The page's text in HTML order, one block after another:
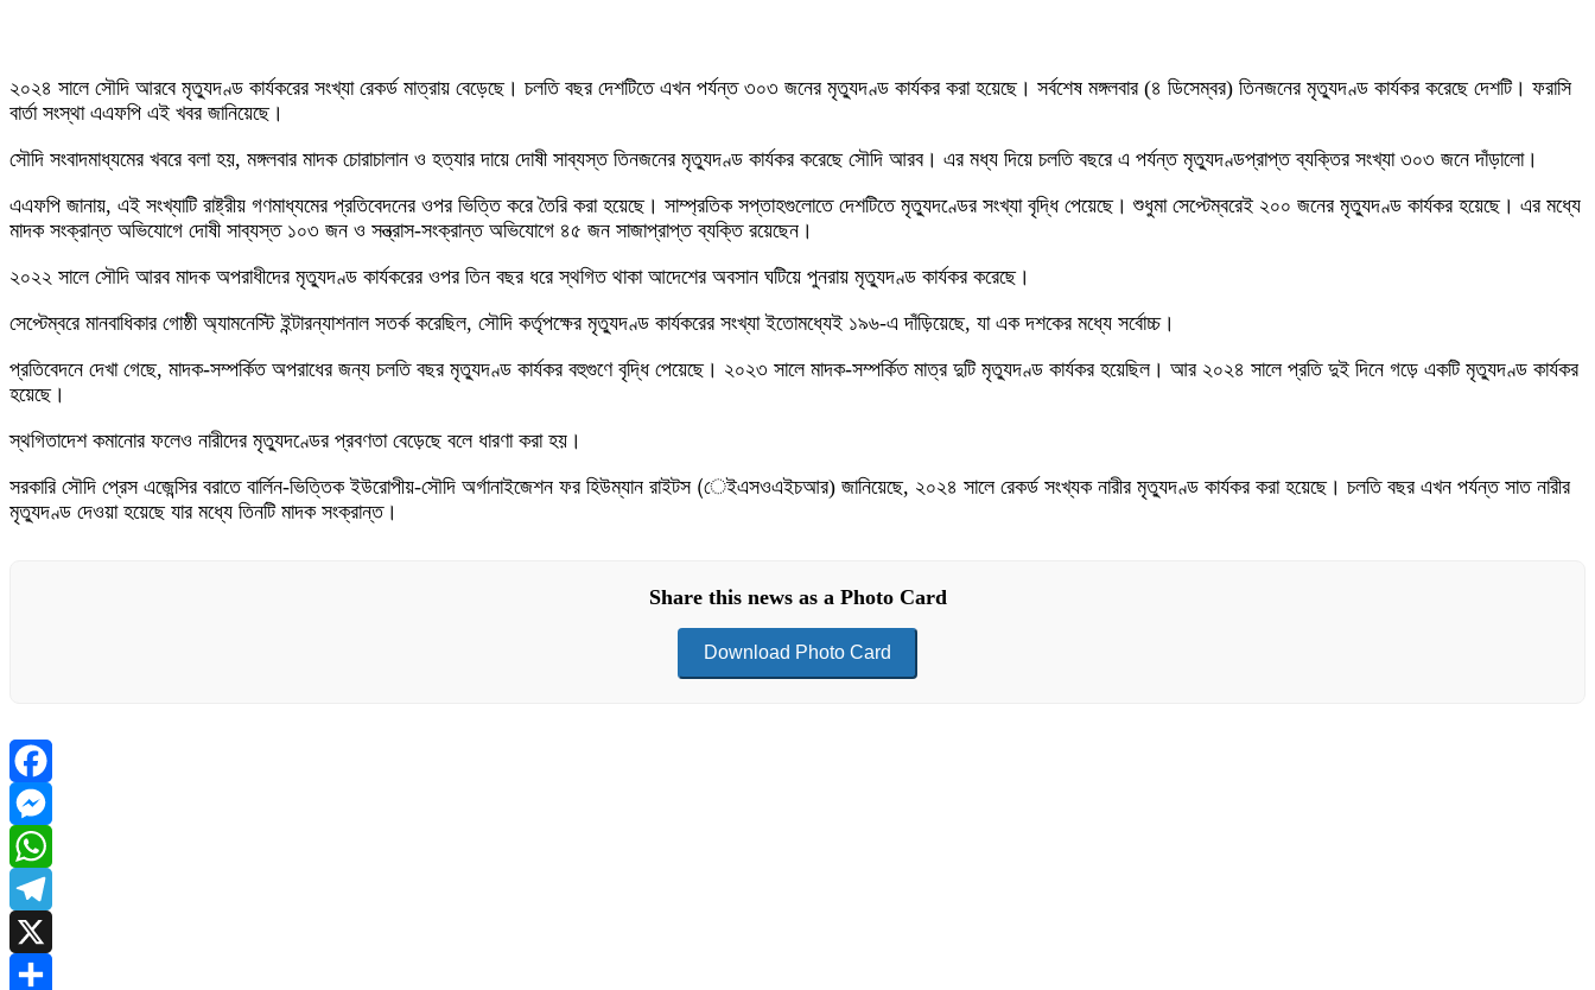
২০২৪ সালে সৌদি আরবে মৃত্যুদণ্ড কার্যকরের সংখ্যা রেকর্ড মাত্রায় বেড়েছে। চলতি বছর দেশটিতে এখন পর্যন্ত ৩০৩ জনের মৃত্যুদণ্ড কার্যকর করা হয়েছে। সর্বশেষ মঙ্গলবার (৪ ডিসেম্বর) তিনজনের মৃত্যুদণ্ড কার্যকর করেছে দেশটি। ফরাসি
বার্তা সংস্থা এএফপি এই খবর জানিয়েছে।
সৌদি সংবাদমাধ্যমের খবরে বলা হয়, মঙ্গলবার মাদক চোরাচালান ও হত্যার দায়ে দোষী সাব্যস্ত তিনজনের মৃত্যুদণ্ড কার্যকর করেছে সৌদি আরব। এর মধ্য দিয়ে চলতি বছরে এ পর্যন্ত মৃত্যুদণ্ডপ্রাপ্ত ব্যক্তির সংখ্যা ৩০৩ জনে দাঁড়ালো।
এএফপি জানায়, এই সংখ্যাটি রাষ্ট্রীয় গণমাধ্যমের প্রতিবেদনের ওপর ভিত্তি করে তৈরি করা হয়েছে। সাম্প্রতিক সপ্তাহগুলোতে দেশটিতে মৃত্যুদণ্ডের সংখ্যা বৃদ্ধি পেয়েছে। শুধুমা সেপ্টেম্বরেই ২০০ জনের মৃত্যুদণ্ড কার্যকর হয়েছে। এর মধ্যে
মাদক সংক্রান্ত অভিযোগে দোষী সাব্যস্ত ১০৩ জন ও সন্ত্রাস-সংক্রান্ত অভিযোগে ৪৫ জন সাজাপ্রাপ্ত ব্যক্তি রয়েছেন।
২০২২ সালে সৌদি আরব মাদক অপরাধীদের মৃত্যুদণ্ড কার্যকরের ওপর তিন বছর ধরে স্থগিত থাকা আদেশের অবসান ঘটিয়ে পুনরায় মৃত্যুদণ্ড কার্যকর করেছে।
সেপ্টেম্বরে মানবাধিকার গোষ্ঠী অ্যামনেস্টি ইন্টারন্যাশনাল সতর্ক করেছিল, সৌদি কর্তৃপক্ষের মৃত্যুদণ্ড কার্যকরের সংখ্যা ইতোমধ্যেই ১৯৬-এ দাঁড়িয়েছে, যা এক দশকের মধ্যে সর্বোচ্চ।
প্রতিবেদনে দেখা গেছে, মাদক-সম্পর্কিত অপরাধের জন্য চলতি বছর মৃত্যুদণ্ড কার্যকর বহুগুণে বৃদ্ধি পেয়েছে। ২০২৩ সালে মাদক-সম্পর্কিত মাত্র দুটি মৃত্যুদণ্ড কার্যকর হয়েছিল। আর ২০২৪ সালে প্রতি দুই দিনে গড়ে একটি মৃত্যুদণ্ড কার্যকর
হয়েছে।
স্থগিতাদেশ কমানোর ফলেও নারীদের মৃত্যুদণ্ডের প্রবণতা বেড়েছে বলে ধারণা করা হয়।
সরকারি সৌদি প্রেস এজেন্সির বরাতে বার্লিন-ভিত্তিক ইউরোপীয়-সৌদি অর্গানাইজেশন ফর হিউম্যান রাইটস (েইএসওএইচআর) জানিয়েছে, ২০২৪ সালে রেকর্ড সংখ্যক নারীর মৃত্যুদণ্ড কার্যকর করা হয়েছে। চলতি বছর এখন পর্যন্ত সাত নারীর
মৃত্যুদণ্ড দেওয়া হয়েছে যার মধ্যে তিনটি মাদক সংক্রান্ত।
Share this news as a Photo Card
Download Photo Card
Facebook
Messenger
WhatsApp
Telegram
X